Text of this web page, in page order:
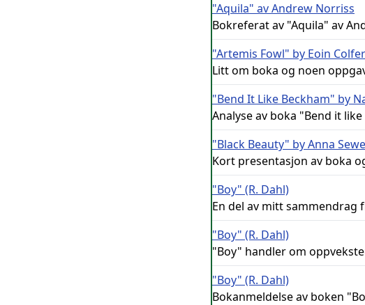
"Aquila" av Andrew Norriss
Bokreferat av "Aquila" av
"Artemis Fowl" by Eoin Colfer
Litt om boka og noen
"Bend It Like Beckham" by
Analyse av boka "Bend it
"Black Beauty" by Anna
Kort presentasjon av boka
"Boy" (R. Dahl)
En del av mitt sammendrag
"Boy" (R. Dahl)
"Boy" handler om
"Boy" (R. Dahl)
Bokanmeldelse av boken